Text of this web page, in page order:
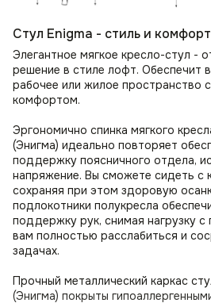
Стул Enigma - стиль и
Элегантное мягкое кресло-стул -
решение в стиле лофт. Обеспечит
рабочее или жилое пространство
комфортом.
Эргономично спинка мягкого
(Энигма) идеально повторяет
поддержку поясничного отдела,
напряжение. Вы сможете сидеть с
сохраняя при этом здоровую
подлокотники полукресла
поддержку рук, снимая нагрузку с
вам полностью расслабиться и
задачах.
Прочный металлический каркас
(Энигма) покрыты